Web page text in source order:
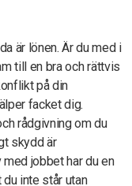
är lönen. Är du med i
till en bra och rättvis
på din
facket dig.
rådgivning om du
skydd är
jobbet har du en
inte står utan